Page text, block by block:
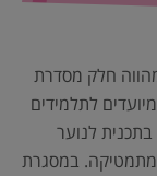
חלק מסדרת
לתלמידים
לנוער
במסגרת